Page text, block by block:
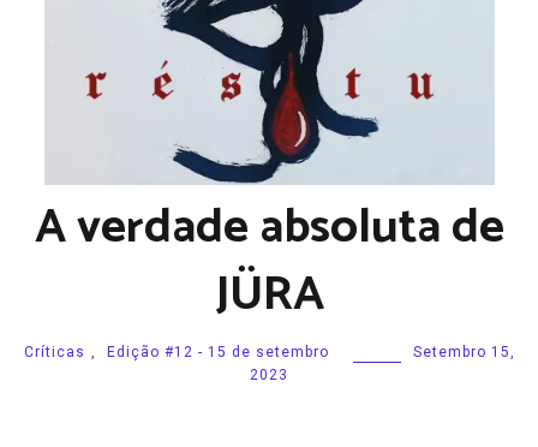
A verdade absoluta de
JÜRA
Críticas , Edição #12 - 15 de setembro
Setembro 15,
2023